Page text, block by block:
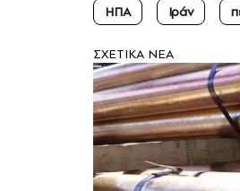
ΗΠΑ
Ιράν
ΣXETIKA NEA